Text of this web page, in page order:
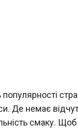
Де немає
смаку. Щоб